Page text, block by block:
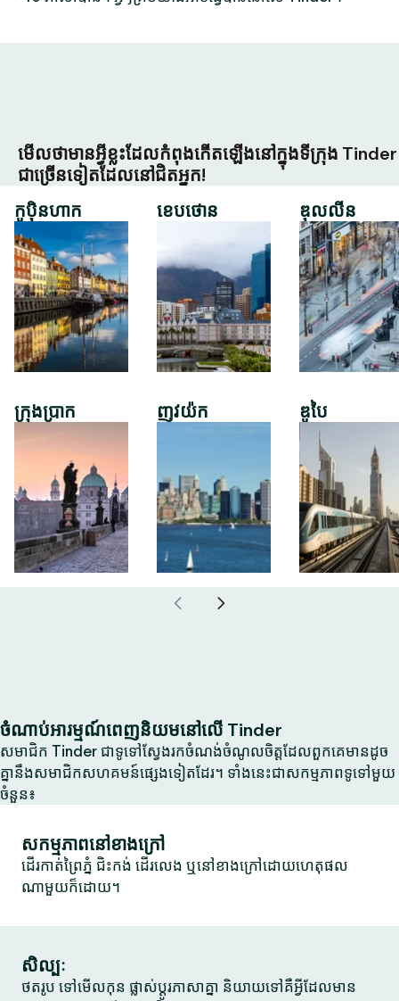
មើលថាមានអ្វីខ្លះដែលកំពុងកើតឡើងនៅក្នុងទីក្រុង Tinder
ជាច្រើនទៀតដែលនៅជិតអ្នក!
កូប៉ិនហាក
ក្រុងប្រាក
ខេបថោន
ញូវយ៉ក
ឌុលលីន
ឌូបៃ
ចំណាប់អារម្មណ៍ពេញនិយមនៅលើ Tinder
សមាជិក Tinder ជាទូទៅស្វែងរកចំណង់ចំណូលចិត្តដែលពួកគេមានដូច
គ្នានឹងសមាជិកសហគមន៍ផ្សេងទៀតដែរ។ ទាំងនេះជាសកម្មភាពទូទៅមួយ
ចំនួន៖
សកម្មភាពនៅខាងក្រៅ
ដើរកាត់ព្រៃភ្នំ ជិះកង់ ដើរលេង ឬនៅខាងក្រៅដោយហេតុផល
ណាមួយក៏ដោយ។
សិល្បៈ
ថតរូប ទៅមើលកុន ផ្លាស់ប្តូរភាសាគ្នា និយាយទៅគឺអ្វីដែលមាន